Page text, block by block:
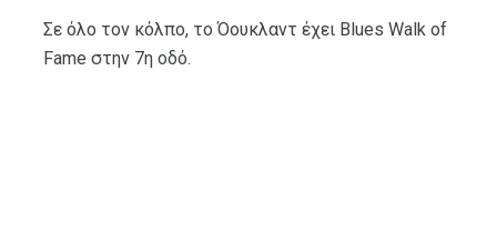
Σε όλο τον κόλπο, το Όουκλαντ έχει Blues Walk of
Fame στην 7η οδό.